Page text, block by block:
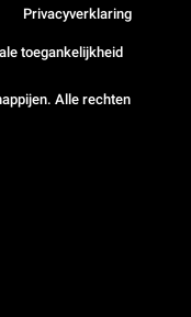
Alle rechten
Privacyverklaring
toegankelijkheid